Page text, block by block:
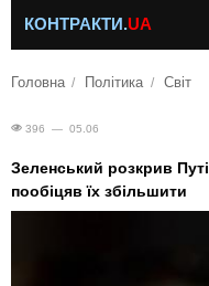
КОНТРАКТИ.UA
Головна Політика Світ
396 — 05.06
Зеленський розкрив
пообіцяв їх збільшити